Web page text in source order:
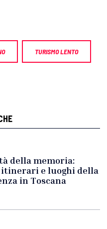
TURISMO LENTO
della memoria:
itinerari e luoghi della
in Toscana